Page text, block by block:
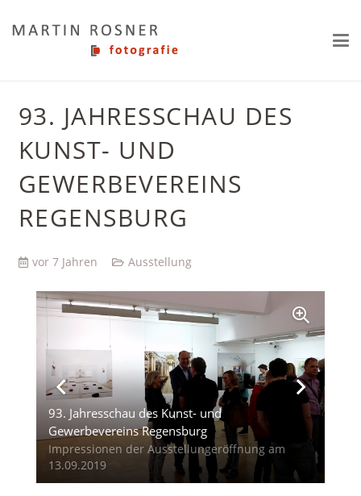
93. JAHRESSCHAU DES
KUNST- UND
GEWERBEVEREINS
REGENSBURG
vor 7 Jahren Ausstellung
93. Jahresschau des Kunst- und
Gewerbevereins Regensburg
Impressionen der Ausstellungeröffnung am
13.09.2019